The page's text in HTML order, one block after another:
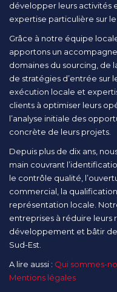
développer leurs activités
expertise particulière sur
Grâce à notre équipe
apportons un
domaines du sourcing, de
de stratégies d’entrée sur
exécution locale et
clients à optimiser leurs
l’analyse initiale des
concrète de leurs projets.
Depuis plus de dix ans,
main couvrant
le contrôle qualité,
commercial, la
représentation locale.
entreprises à réduire leurs
développement et bâtir
Sud-Est.
A lire aussi : Qui sommes-
Mentions légales